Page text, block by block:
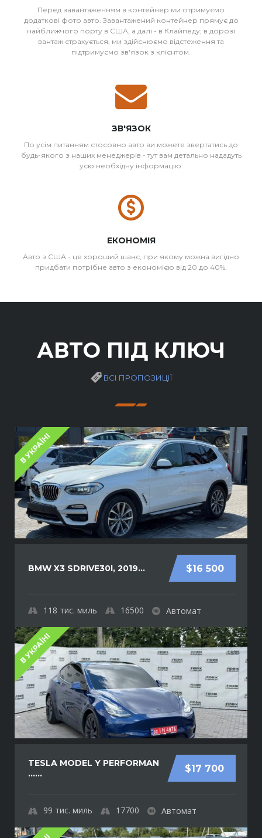
Перед завантаженням в контейнер ми отримуємо
додаткові фото авто. Завантажений контейнер прямує до
найближчого порту в США, а далі - в Клайпеду; в дорозі
вантаж страхується, ми здійснюємо відстеження та
підтримуємо зв'язок з клієнтом.
ЗВ'ЯЗОК
По усім питанням стосовно авто ви можете звертатись до
будь-якого з наших менеджерів - тут вам детально нададуть
усю необхідну інформацію.
ЕКОНОМІЯ
Авто з США - це хороший шанс, при якому можна вигідно
придбати потрібне авто з економією від 20 до 40%.
АВТО ПІД КЛЮЧ
ВСІ ПРОПОЗИЦІЇ
В УКРАЇНІ
$16 500
BMW X3 SDRIVE30I, 2019...
118 тис. миль 16500 Автомат
В УКРАЇНІ
$17 700
TESLA MODEL Y PERFORMAN
......
99 тис. миль 17700 Автомат